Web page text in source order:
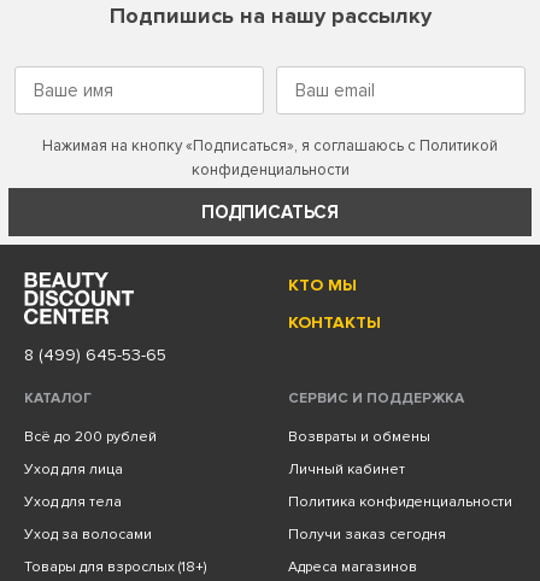
Подпишись на нашу рассылку
Нажимая на кнопку «Подписаться», я соглашаюсь с Политикой
конфиденциальности
ПОДПИСАТЬСЯ
КТО МЫ
КОНТАКТЫ
8 (499) 645-53-65
КАТАЛОГ
Всё до 200 рублей
Уход для лица
Уход для тела
Уход за волосами
Товары для взрослых (18+)
СЕРВИС И ПОДДЕРЖКА
Возвраты и обмены
Личный кабинет
Политика конфиденциальности
Получи заказ сегодня
Адреса магазинов